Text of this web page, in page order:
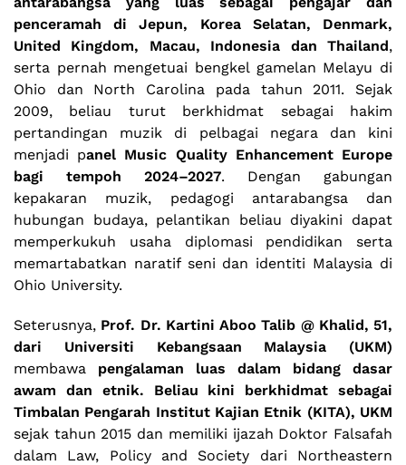
penceramah di Jepun, Korea Selatan, Denmark,
United Kingdom, Macau, Indonesia dan Thailand,
serta pernah mengetuai bengkel gamelan Melayu di
Ohio dan North Carolina pada tahun 2011. Sejak
2009, beliau turut berkhidmat sebagai hakim
pertandingan muzik di pelbagai negara dan kini
menjadi panel Music Quality Enhancement Europe
bagi tempoh 2024–2027. Dengan gabungan
kepakaran muzik, pedagogi antarabangsa dan
hubungan budaya, pelantikan beliau diyakini dapat
memperkukuh usaha diplomasi pendidikan serta
memartabatkan naratif seni dan identiti Malaysia di
Ohio University.
Seterusnya, Prof. Dr. Kartini Aboo Talib @ Khalid, 51,
dari Universiti Kebangsaan Malaysia (UKM)
membawa pengalaman luas dalam bidang dasar
awam dan etnik. Beliau kini berkhidmat sebagai
Timbalan Pengarah Institut Kajian Etnik (KITA), UKM
sejak tahun 2015 dan memiliki ijazah Doktor Falsafah
dalam Law, Policy and Society dari Northeastern